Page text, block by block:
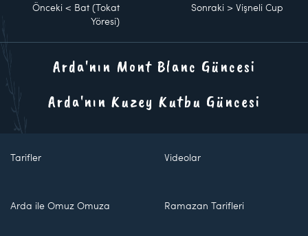
Önceki < Bat (Tokat
Yöresi)
Sonraki >Vişneli Cup
Arda'nın Mont Blanc Güncesi
Arda'nın Kuzey Kutbu Güncesi
Tarifler Videolar
Arda ile Omuz Omuza Ramazan Tarifleri